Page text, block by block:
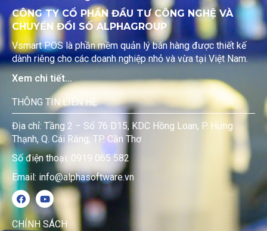
CÔNG TY CỔ PHẦN ĐẦU TƯ CÔNG NGHỆ VÀ
CHUYỂN ĐỔI SỐ ALPHAGROUP
Vsmart POS là phần mềm quản lý bán hàng được thiết kế
dành riêng cho các doanh nghiệp nhỏ và vừa tại Việt Nam.
Xem chi tiết...
THÔNG TIN LIÊN HỆ
Địa chỉ: Tầng 2 – Số 76 D15, KDC Hồng Loan, P. Hưng
Thạnh, Q. Cái Răng, TP. Cần Thơ
Số điện thoại: 0919 065 582
Email: info@alphasoftware.vn
CHÍNH SÁCH